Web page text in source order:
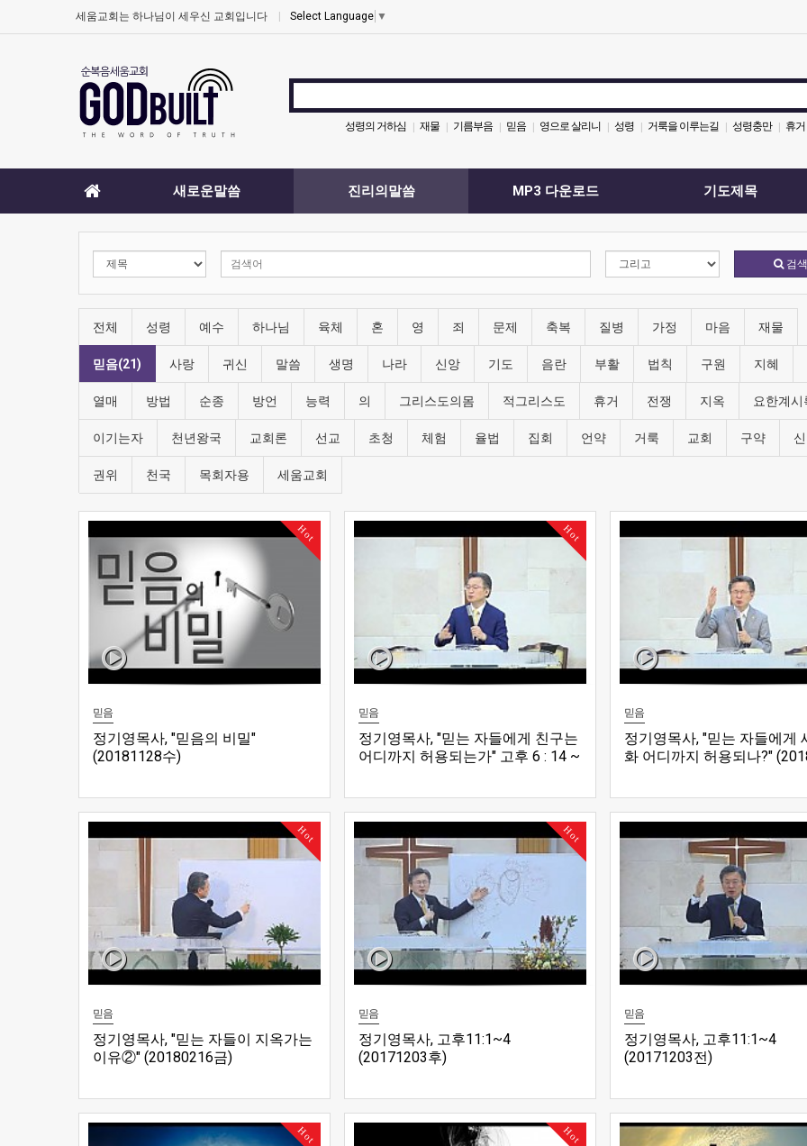
세움교회는 하나님이 세우신 교회입니다 Select Language ▼
성령의 거하심 재물 기름부음 믿음 영으로 살리니 성령 거룩을 이루는길 성령충만 휴거
새로운말씀 진리의말씀 MP3 다운로드 기도제목
검색
전체 성령 예수 하나님 육체 혼 영 죄 문제 축복 질병 가정 마음 재물
믿음(21) 사랑 귀신 말씀 생명 나라 신앙 기도 음란 부활 법칙 구원 지혜
열매 방법 순종 방언 능력 의 그리스도의몸 적그리스도 휴거 전쟁 지옥 요한계시
이기는자 천년왕국 교회론 선교 초청 체험 율법 집회 언약 거룩 교회 구약
권위 천국 목회자용 세움교회
Hot
믿음
정기영목사, "믿음의 비밀"
(20181128수)
Hot
믿음
정기영목사, "믿는 자들에게 친구는
어디까지 허용되는가" 고후 6 : 14 ~
믿음
정기영목사, "믿는 자들에게
화 어디까지 허용되나?"
Hot
믿음
정기영목사, "믿는 자들이 지옥가는
이유②" (20180216금)
Hot
믿음
정기영목사, 고후11:1~4
(20171203후)
믿음
정기영목사, 고후11:1~4
(20171203전)
Hot Hot